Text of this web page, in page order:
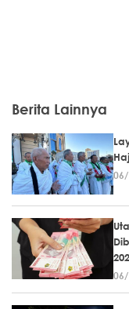
Berita Lainnya